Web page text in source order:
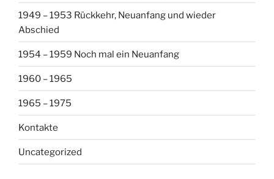
1949 – 1953 Rückkehr, Neuanfang und wieder
Abschied
1954 – 1959 Noch mal ein Neuanfang
1960 – 1965
1965 – 1975
Kontakte
Uncategorized